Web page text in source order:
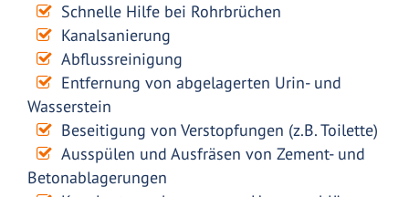
Schnelle Hilfe bei Rohrbrüchen
Kanalsanierung
Abflussreinigung
Entfernung von abgelagerten Urin- und
Wasserstein
Beseitigung von Verstopfungen (z.B. Toilette)
Ausspülen und Ausfräsen von Zement- und
Betonablagerungen